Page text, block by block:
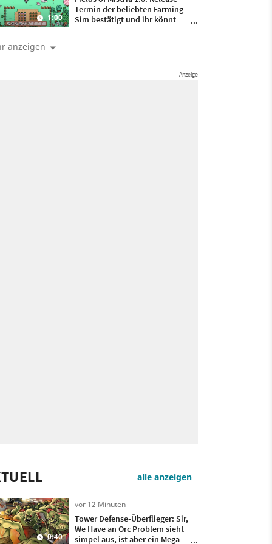
1:00
Termin der beliebten Farming-
Sim bestätigt und ihr könnt
anzeigen
alle anzeigen
0:40
vor 12 Minuten
Tower Defense-Überflieger: Sir,
We Have an Orc Problem sieht
simpel aus, ist aber ein Mega-